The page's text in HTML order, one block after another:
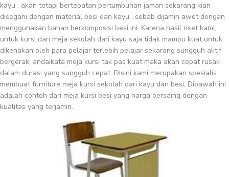
kayu , akan tetapi bertepatan pertumbuhan jaman sekarang kian
disegani dengan material besi dan kayu , sebab dijamin awet dengan
menggunakan bahan berkomposisi besi ini. Karena hasil riset kami,
untuk kursi dan meja sekolah dari kayu saja tidak mampu kuat untuk
dikenakan oleh para pelajar terlebih pelajar sekarang sungguh aktif
bergerak, andaikata meja kursi tak pas kuat maka akan cepat rusak
dalam durasi yang sungguh cepat. Disini kami merupakan spesialis
membuat furniture meja kursi sekolah dari kayu dan besi, Dibawah ini
adalah contoh dari meja kursi besi yang harga bersaing dengan
kualitas yang terjamin.